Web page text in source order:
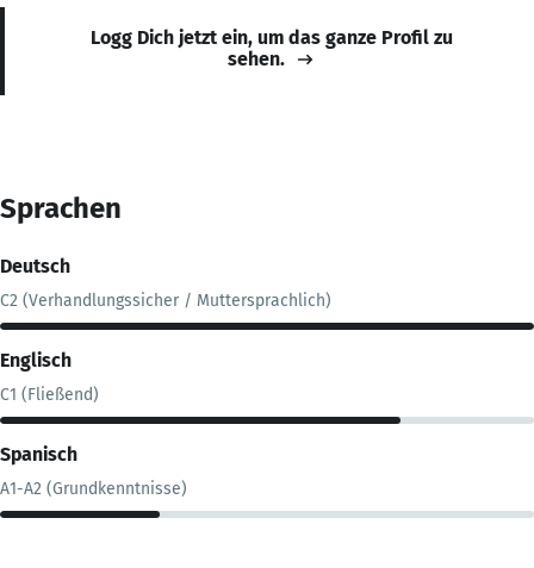
Logg Dich jetzt ein, um das ganze Profil zu
sehen.
Sprachen
Deutsch
C2 (Verhandlungssicher / Muttersprachlich)
Englisch
C1 (Fließend)
Spanisch
A1-A2 (Grundkenntnisse)